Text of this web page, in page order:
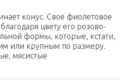
конус. Свое фиолетовое
цвету его розово-
формы, которые, кстати,
или крупным по размеру.
мясистые